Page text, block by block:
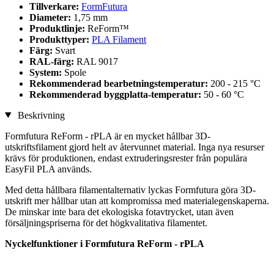
Tillverkare: FormFutura
Diameter: 1,75 mm
Produktlinje: ReForm™
Produkttyper: PLA Filament
Färg: Svart
RAL-färg: RAL 9017
System: Spole
Rekommenderad bearbetningstemperatur: 200 - 215 °C
Rekommenderad byggplatta-temperatur: 50 - 60 °C
Beskrivning
Formfutura ReForm - rPLA är en mycket hållbar 3D-
utskriftsfilament gjord helt av återvunnet material. Inga nya resurser
krävs för produktionen, endast extruderingsrester från populära
EasyFil PLA används.
Med detta hållbara filamentalternativ lyckas Formfutura göra 3D-
utskrift mer hållbar utan att kompromissa med materialegenskaperna.
De minskar inte bara det ekologiska fotavtrycket, utan även
försäljningspriserna för det högkvalitativa filamentet.
Nyckelfunktioner i Formfutura ReForm - rPLA